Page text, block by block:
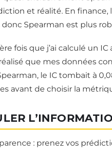
et réalité. En
Spearman est plus
fois que j’ai calculé un IC
réalisé que mes données
le IC tombait à
avant de choisir la
: prenez vos